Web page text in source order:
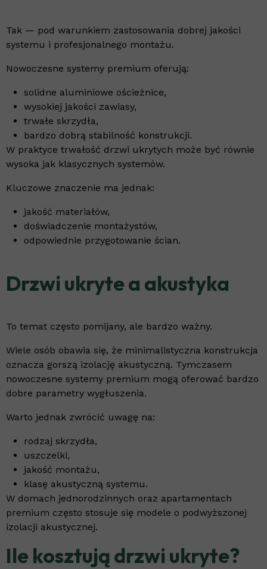
Tak — pod warunkiem zastosowania dobrej jakości
systemu i profesjonalnego montażu.
Nowoczesne systemy premium oferują:
solidne aluminiowe ościeżnice,
wysokiej jakości zawiasy,
trwałe skrzydła,
bardzo dobrą stabilność konstrukcji.
W praktyce trwałość drzwi ukrytych może być równie
wysoka jak klasycznych systemów.
Kluczowe znaczenie ma jednak:
jakość materiałów,
doświadczenie montażystów,
odpowiednie przygotowanie ścian.
Drzwi ukryte a akustyka
To temat często pomijany, ale bardzo ważny.
Wiele osób obawia się, że minimalistyczna konstrukcja
oznacza gorszą izolację akustyczną. Tymczasem
nowoczesne systemy premium mogą oferować bardzo
dobre parametry wygłuszenia.
Warto jednak zwrócić uwagę na:
rodzaj skrzydła,
uszczelki,
jakość montażu,
klasę akustyczną systemu.
W domach jednorodzinnych oraz apartamentach
premium często stosuje się modele o podwyższonej
izolacji akustycznej.
Ile kosztują drzwi ukryte?